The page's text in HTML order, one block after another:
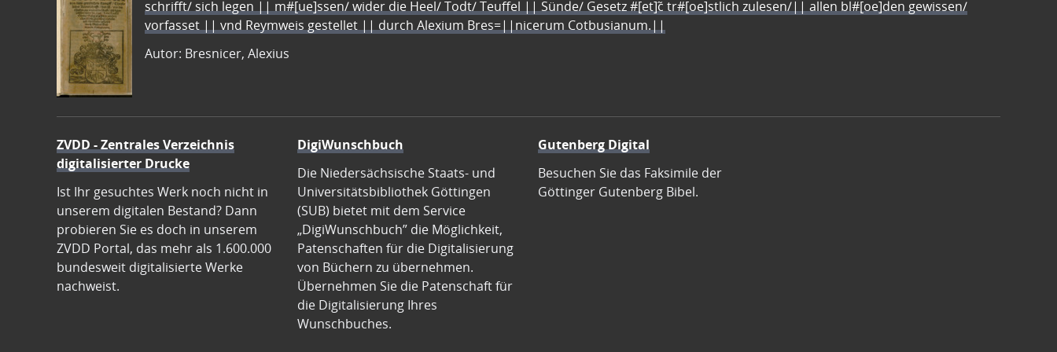
schrifft/ sich legen || m#[ue]ssen/ wider die Heel/ Todt/ Teuffel || Sünde/ Gesetz #[et]c̃ tr#[oe]stlich zulesen/|| allen bl#[oe]den gewissen/
vorfasset || vnd Reymweis gestellet || durch Alexium Bres=||nicerum Cotbusianum.||
Autor: Bresnicer, Alexius
ZVDD - Zentrales Verzeichnis
digitalisierter Drucke
Ist Ihr gesuchtes Werk noch nicht in
unserem digitalen Bestand? Dann
probieren Sie es doch in unserem
ZVDD Portal, das mehr als 1.600.000
bundesweit digitalisierte Werke
nachweist.
DigiWunschbuch
Die Niedersächsische Staats- und
Universitätsbibliothek Göttingen
(SUB) bietet mit dem Service
„DigiWunschbuch” die Möglichkeit,
Patenschaften für die Digitalisierung
von Büchern zu übernehmen.
Übernehmen Sie die Patenschaft für
die Digitalisierung Ihres
Wunschbuches.
Gutenberg Digital
Besuchen Sie das Faksimile der
Göttinger Gutenberg Bibel.